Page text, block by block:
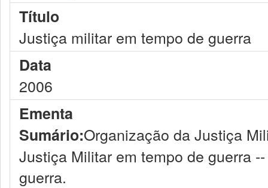
Título
Justiça militar em tempo de guerra
Data
2006
Ementa
Sumário:Organização da Justiça
Justiça Militar em tempo de guerra
guerra.